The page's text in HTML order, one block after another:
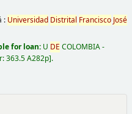
: Universidad Distrital Francisco José
for loan: U DE COLOMBIA -
363.5 A282p .